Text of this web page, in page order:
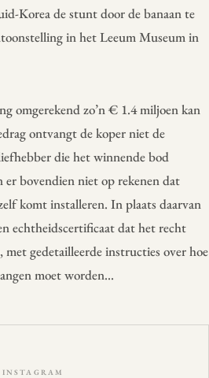
Korea de stunt door de banaan te
in het Leeum Museum in
omgerekend zo’n € 1.4 miljoen kan
ontvangt de koper niet de
die het winnende bod
bovendien niet op rekenen dat
komt installeren. In plaats daarvan
echtheidscertificaat dat het recht
gedetailleerde instructies over hoe
moet worden…
INSTAGRAM